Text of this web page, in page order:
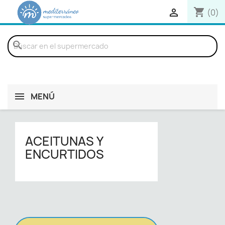
shopping_cart (0)

search
MENÚ
ACEITUNAS Y
ENCURTIDOS